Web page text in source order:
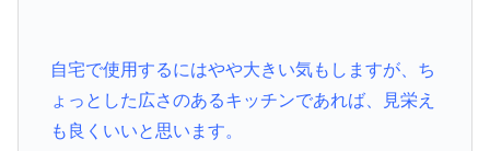
自宅で使用するにはやや大きい気もしますが、ち
ょっとした広さのあるキッチンであれば、見栄え
も良くいいと思います。